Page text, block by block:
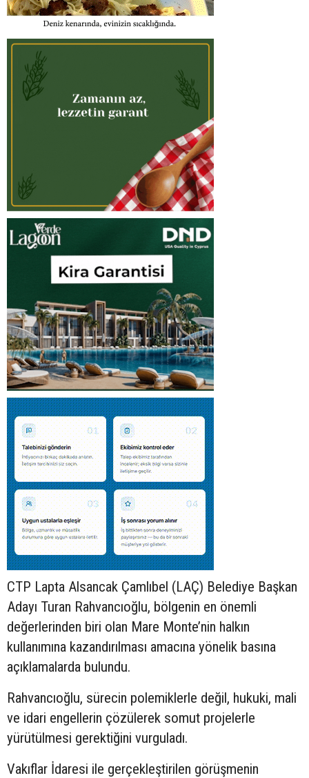
CTP Lapta Alsancak Çamlıbel (LAÇ) Belediye Başkan
Adayı Turan Rahvancıoğlu, bölgenin en önemli
değerlerinden biri olan Mare Monte’nin halkın
kullanımına kazandırılması amacına yönelik basına
açıklamalarda bulundu.
Rahvancıoğlu, sürecin polemiklerle değil, hukuki, mali
ve idari engellerin çözülerek somut projelerle
yürütülmesi gerektiğini vurguladı.
Vakıflar İdaresi ile gerçekleştirilen görüşmenin